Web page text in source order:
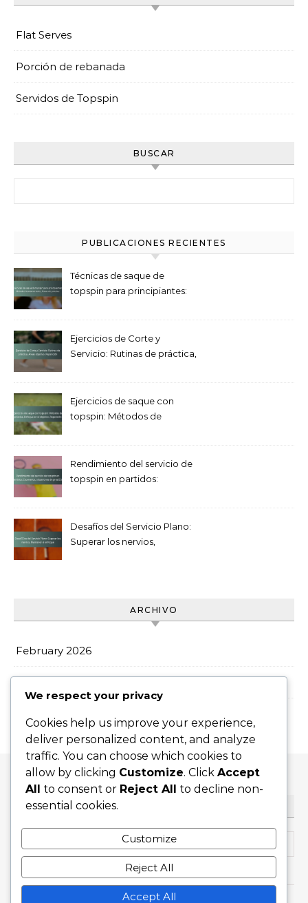
Flat Serves
Porción de rebanada
Servidos de Topspin
BUSCAR
PUBLICACIONES RECIENTES
Técnicas de saque de
topspin para principiantes:
Ejercicios de Corte y
Servicio: Rutinas de práctica,
Ejercicios de saque con
topspin: Métodos de
Rendimiento del servicio de
topspin en partidos:
Desafíos del Servicio Plano:
Superar los nervios,
ARCHIVO
February 2026
We respect your privacy
Cookies help us improve your experience,
deliver personalized content, and analyze
traffic. You can choose which cookies to
allow by clicking Customize. Click Accept
All to consent or Reject All to decline non-
essential cookies.
Customize
Reject All
Accept All